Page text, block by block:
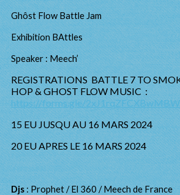
Ghôst Flow Battle Jam
Exhibition BAttles
Speaker : Meech’
REGISTRATIONS BATTLE 7 TO
HOP & GHOST FLOW MUSIC :
https://forms.gle/
15 EU JUSQU AU 16 MARS 2024
20 EU APRES LE 16 MARS 2024
Djs: Prophet / El 360 / Meech de France